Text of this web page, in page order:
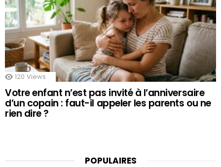
120 Views
Votre enfant n’est pas invité à l’anniversaire
d’un copain : faut-il appeler les parents ou ne
rien dire ?
POPULAIRES